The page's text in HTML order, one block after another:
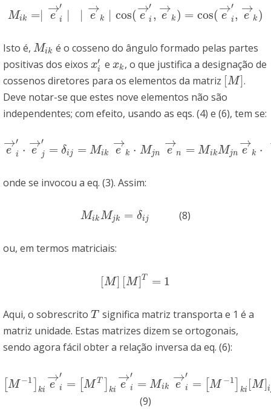
Mik =∣ e
→′
i ∣ ∣ e
→
k ∣ cos( e
→′
i , e
→
k ) = cos( e
→′
i , e
→
k )
Mik=∣e i′∣ ∣cos e→i′,e →k) =cos(e→ i′,e→ k)
Isto é, Mik
Mik é o cosseno do ângulo formado pelas partes
positivas dos eixos x′
i
xi′ e xk
xk , o que justifica a designação de
cossenos diretores para os elementos da matriz [M]
M] .
Deve notar-se que estes nove elementos não são
independentes; com efeito, usando as eqs. (4) e (6), tem se:
e
→′
i ⋅ e
→′
j = δij = Mik e
→
k ⋅ Mjn e
→
n = MikMjn e
→
k ⋅
e→ ⋅ → j′ =δ j=M ik e→k⋅ Mj n e →n=M ikM ne →k⋅e→n =Mi kM
onde se invocou a eq. (3). Assim:
MikMjk = δij
MikMjk= δij (8)
ou, em termos matriciais:
[M] [M]T = 1
[M] M]T =1
Aqui, o sobrescrito T
T significa matriz transporta e 1 é a
matriz unidade. Estas matrizes dizem se ortogonais,
sendo agora fácil obter a relação inversa da eq. (6):
M −1
ki
e
→′
i = [M T
ki
e
→′
i = Mik e
→′
i = [M −1
ki [M]i
M−1]k e→i′= M ]kie→ i′= Mk e→i′=[M−1] ki[ M]ije→ =e →k
(9)